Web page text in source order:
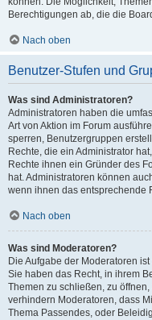
Berechtigungen ab, die die
Nach oben
Benutzer-Stufen und
Was sind Administratoren?
Administratoren haben die
Art von Aktion im Forum
sperren, Benutzergruppen
Rechte, die ein Administrator
Rechte ihnen ein Gründer des
hat. Administratoren können
wenn ihnen das entsprechende
Nach oben
Was sind Moderatoren?
Die Aufgabe der Moderatoren
Sie haben das Recht, in ihrem
Themen zu schließen, zu
verhindern Moderatoren, dass
Thema Passendes, oder